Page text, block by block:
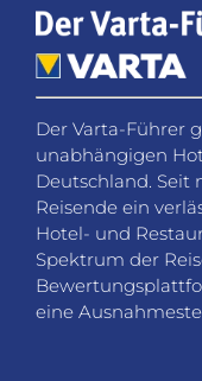
Der Varta-Führer
unabhängigen
Deutschland. Seit
Reisende ein
Hotel- und
Spektrum der
eine